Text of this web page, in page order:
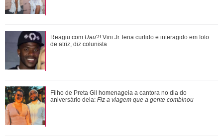
Nazli elabora um plano para pedir desculpas a Omer. Veja o
que vai rolar em Coração de Mã...
Xuxa Meneghel, Angélica, Eliana... Veja um antes e depois
das antigas apresentadoras infanti...
Reagiu com Uau?! Vini Jr. teria curtido e interagido em foto
de atriz, diz colunista
Filho de Preta Gil homenageia a cantora no dia do
aniversário dela: Fiz a viagem que a gente combinou